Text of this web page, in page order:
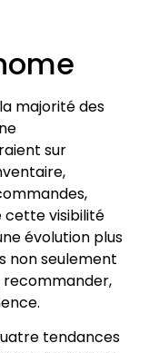
majorité des
sur
cette visibilité
évolution plus
non seulement
recommander,
tendances